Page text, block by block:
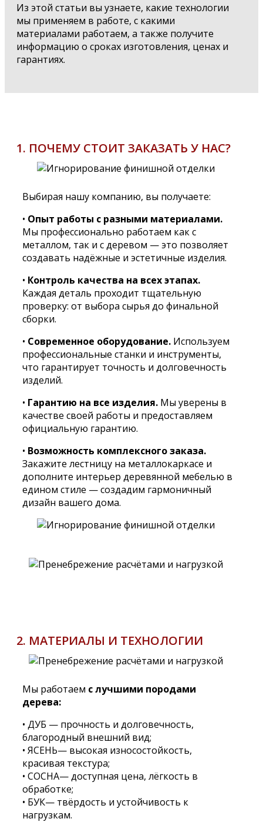
Из этой статьи вы узнаете, какие технологии
мы применяем в работе, с какими
материалами работаем, а также получите
информацию о сроках изготовления, ценах и
гарантиях.
1. ПОЧЕМУ СТОИТ ЗАКАЗАТЬ У НАС?
Выбирая нашу компанию, вы получаете:
• Опыт работы с разными материалами.
Мы профессионально работаем как с
металлом, так и с деревом — это позволяет
создавать надёжные и эстетичные изделия.
• Контроль качества на всех этапах.
Каждая деталь проходит тщательную
проверку: от выбора сырья до финальной
сборки.
• Современное оборудование. Используем
профессиональные станки и инструменты,
что гарантирует точность и долговечность
изделий.
• Гарантию на все изделия. Мы уверены в
качестве своей работы и предоставляем
официальную гарантию.
• Возможность комплексного заказа.
Закажите лестницу на металлокаркасе и
дополните интерьер деревянной мебелью в
едином стиле — создадим гармоничный
дизайн вашего дома.
2. МАТЕРИАЛЫ И ТЕХНОЛОГИИ
Мы работаем с лучшими породами
дерева:
• ДУБ — прочность и долговечность,
благородный внешний вид;
• ЯСЕНЬ— высокая износостойкость,
красивая текстура;
• СОСНА— доступная цена, лёгкость в
обработке;
• БУК— твёрдость и устойчивость к
нагрузкам.